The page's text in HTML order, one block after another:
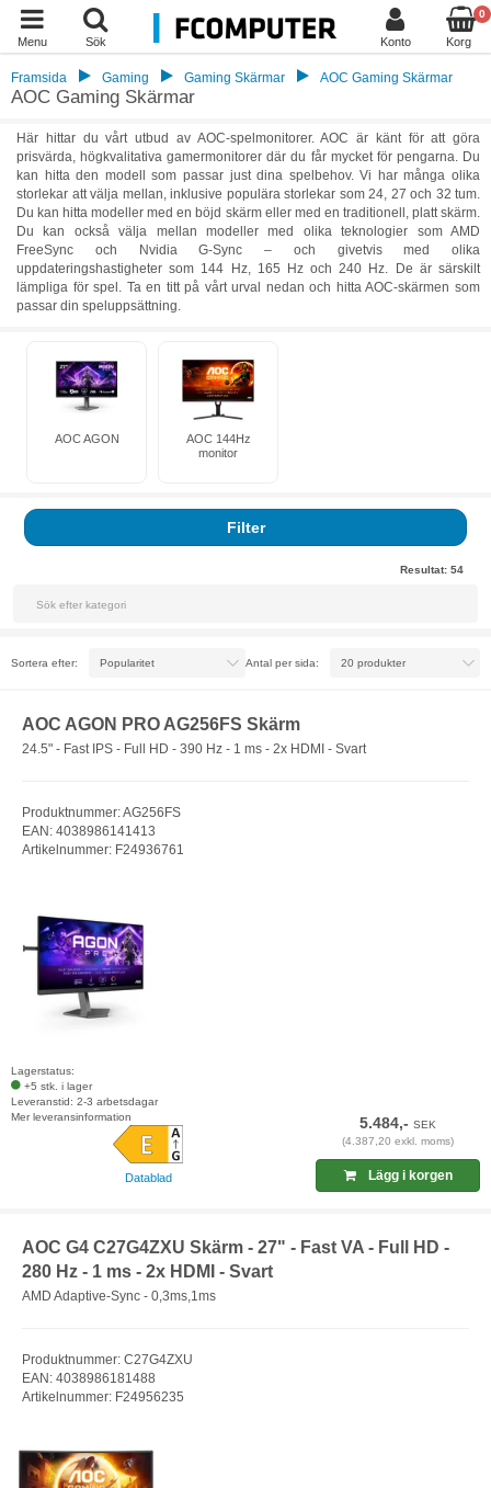
Menu Sök Konto
0
Korg
Framsida Gaming Gaming Skärmar AOC Gaming Skärmar
AOC Gaming Skärmar
Här hittar du vårt utbud av AOC-spelmonitorer. AOC är känt för att göra
prisvärda, högkvalitativa gamermonitorer där du får mycket för pengarna. Du
kan hitta den modell som passar just dina spelbehov. Vi har många olika
storlekar att välja mellan, inklusive populära storlekar som 24, 27 och 32 tum.
Du kan hitta modeller med en böjd skärm eller med en traditionell, platt skärm.
Du kan också välja mellan modeller med olika teknologier som AMD
FreeSync och Nvidia G-Sync – och givetvis med olika
uppdateringshastigheter som 144 Hz, 165 Hz och 240 Hz. De är särskilt
lämpliga för spel. Ta en titt på vårt urval nedan och hitta AOC-skärmen som
passar din speluppsättning.
AOC AGON
AOC 144Hz
monitor
Filter
Resultat: 54
Sortera efter: Antal per sida:
AOC AGON PRO AG256FS Skärm
24.5" - Fast IPS - Full HD - 390 Hz - 1 ms - 2x HDMI - Svart
Produktnummer: AG256FS
EAN: 4038986141413
Artikelnummer: F24936761
Lagerstatus:
+5 stk. i lager
Leveranstid: 2-3 arbetsdagar
Mer leveransinformation
Datablad
5.484,-SEK
(4.387,20 exkl. moms)
Lägg i korgen
AOC G4 C27G4ZXU Skärm - 27" - Fast VA - Full HD -
280 Hz - 1 ms - 2x HDMI - Svart
AMD Adaptive-Sync - 0,3ms,1ms
Produktnummer: C27G4ZXU
EAN: 4038986181488
Artikelnummer: F24956235